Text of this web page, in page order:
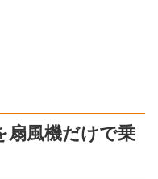
扇風機だけで乗